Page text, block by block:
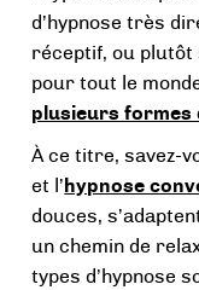
d’hypnose très
réceptif, ou plutôt
pour tout le
plusieurs formes
À ce titre, savez-
et l’ hypnose
douces,
un chemin de
types d’hypnose